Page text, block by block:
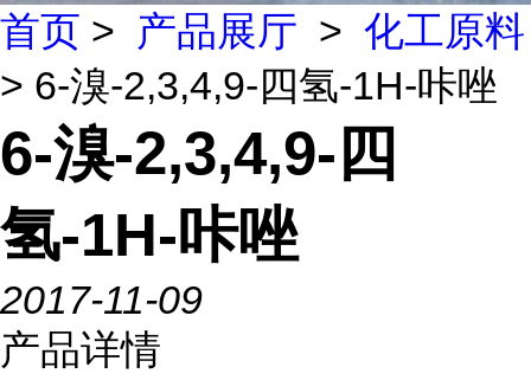
首页 > 产品展厅 > 化工原料
> 6-溴-2,3,4,9-四氢-1H-咔唑
6-溴-2,3,4,9-四
氢-1H-咔唑
2017-11-09
产品详情